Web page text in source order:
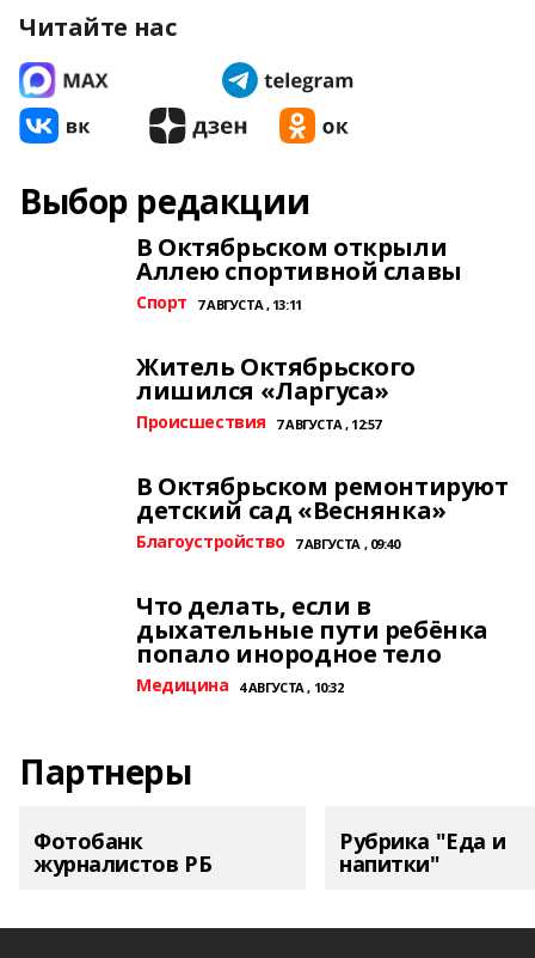
Читайте нас
Выбор редакции
В Октябрьском открыли
Аллею спортивной славы
Спорт 7 АВГУСТА , 13:11
Житель Октябрьского
лишился «Ларгуса»
Происшествия 7 АВГУСТА , 12:57
В Октябрьском ремонтируют
детский сад «Веснянка»
Благоустройство 7 АВГУСТА , 09:40
Что делать, если в
дыхательные пути ребёнка
попало инородное тело
Медицина 4 АВГУСТА , 10:32
Партнеры
Фотобанк
журналистов РБ
Рубрика "Еда и
напитки"